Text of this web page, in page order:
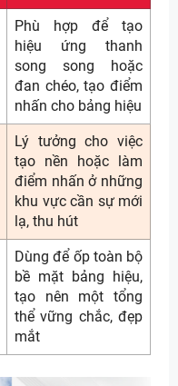
Phù hợp để tạo
hiệu ứng thanh
song song hoặc
đan chéo, tạo điểm
nhấn cho bảng hiệu
Lý tưởng cho việc
tạo nền hoặc làm
điểm nhấn ở những
khu vực cần sự mới
lạ, thu hút
Dùng để ốp toàn bộ
bề mặt bảng hiệu,
tạo nên một tổng
thể vững chắc, đẹp
mắt